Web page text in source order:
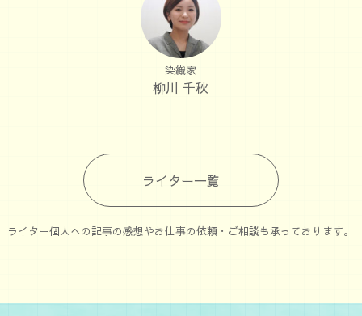
染織家
柳川 千秋
ライター一覧
ライター個人への記事の感想やお仕事の依頼・ご相談も承っております。